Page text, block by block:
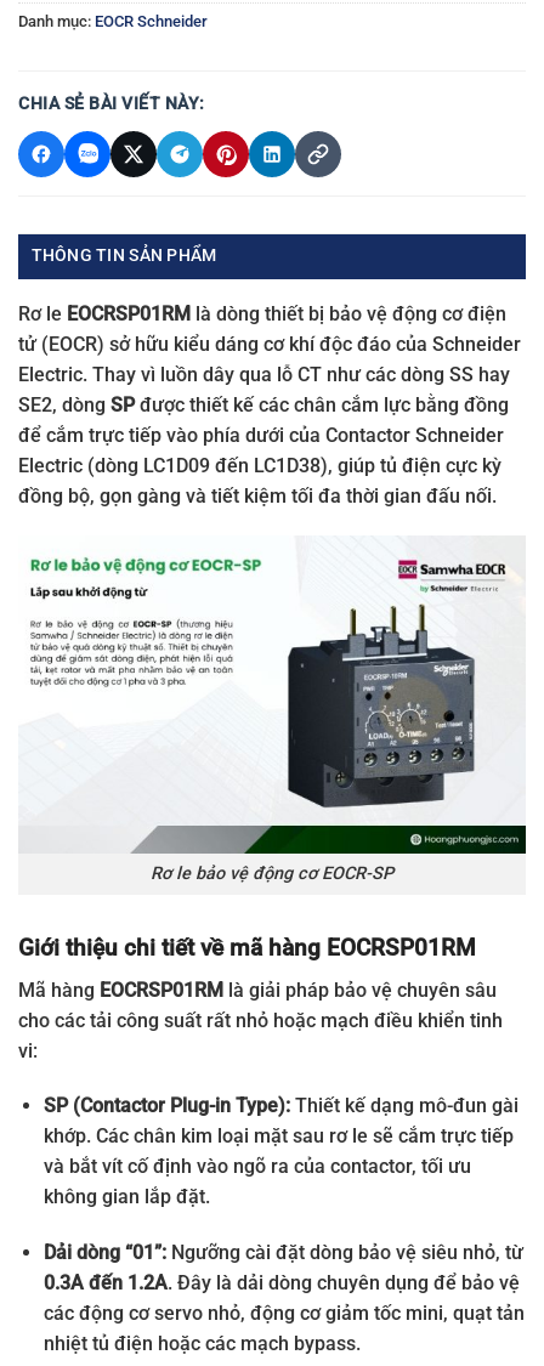
Danh mục: EOCR Schneider
CHIA SẺ BÀI VIẾT NÀY:
THÔNG TIN SẢN PHẨM
Rơ le EOCRSP01RM là dòng thiết bị bảo vệ động cơ điện
tử (EOCR) sở hữu kiểu dáng cơ khí độc đáo của Schneider
Electric. Thay vì luồn dây qua lỗ CT như các dòng SS hay
SE2, dòng SPđược thiết kế các chân cắm lực bằng đồng
để cắm trực tiếp vào phía dưới của Contactor Schneider
Electric (dòng LC1D09 đến LC1D38), giúp tủ điện cực kỳ
đồng bộ, gọn gàng và tiết kiệm tối đa thời gian đấu nối.
Rơ le bảo vệ động cơ EOCR-SP
Giới thiệu chi tiết về mã hàng EOCRSP01RM
Mã hàng EOCRSP01RM là giải pháp bảo vệ chuyên sâu
cho các tải công suất rất nhỏ hoặc mạch điều khiển tinh
vi:
SP (Contactor Plug-in Type):Thiết kế dạng mô-đun gài
khớp. Các chân kim loại mặt sau rơ le sẽ cắm trực tiếp
và bắt vít cố định vào ngõ ra của contactor, tối ưu
không gian lắp đặt.
Dải dòng “01”:Ngưỡng cài đặt dòng bảo vệ siêu nhỏ, từ
0.3A đến 1.2A. Đây là dải dòng chuyên dụng để bảo vệ
các động cơ servo nhỏ, động cơ giảm tốc mini, quạt tản
nhiệt tủ điện hoặc các mạch bypass.